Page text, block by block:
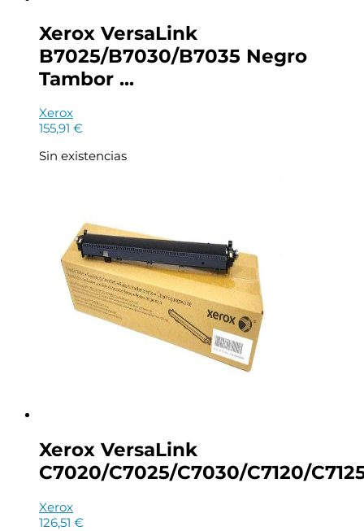
Xerox VersaLink
B7025/B7030/B7035 Negro
Tambor ...
Xerox
155,91 €
Sin existencias
Xerox VersaLink
C7020/C7025/C7030/C7120/
Xerox
126,51 €